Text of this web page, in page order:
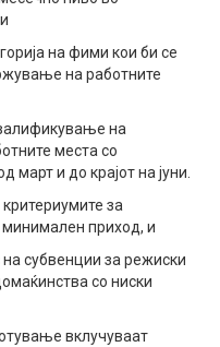
на фими кои би се
на работните
на
места со
и до крајот на јуни.
за
приход, и
субвенции за режиски
со ниски
вклучуваат